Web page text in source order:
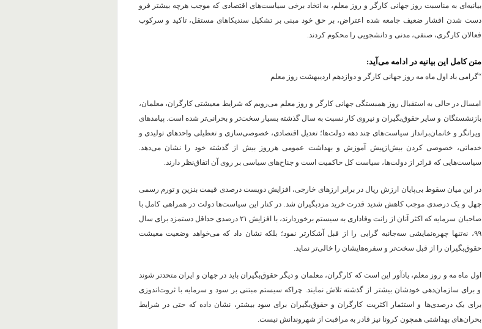
بیانیه‌ای به مناسبت روز جهانی کارگر و روز معلم، به اتخاد برخی سیاست‌های اقتصادی که موجب هرچه بیشتر فرو
دست شدن اقشار ضعیف جامعه شده اعتراض، بر حق خود مبنی بر تشکیل سندیکاهای مستقل، تاکید و سرکوب
فعالان کارگری، صنفی، مدنی و دانشجویی را محکوم کردند.
متن کامل این بیانیه در ادامه می‌آید:
“گرامی باد اول ماه مه روز جهانی کارگر و دوازدهم اردیبهشت روز معلم
امسال در حالی به استقبال روز همبستگی جهانی کارگر و روز معلم می‌رویم که شرایط معیشتی کارگران، معلمان،
بازنشستگان و سایر حقوق‌بگیران و نیروی کار نسبت به سال گذشته بسیار سخت‌تر و بحرانی‌تر شده است. پیامدهای
ویرانگر و خانمان‌برانداز سیاست‌های چند دهه دولت‌ها؛ تعدیل اقتصادی، خصوصی‌سازی و تعطیلی واحدهای تولیدی و
خدماتی، خصوصی کردن بیش‌ازپیش آموزش و بهداشت عمومی هرروز بیش از گذشته خود را نشان می‌دهد.
سیاست‌هایی که فراتر از دولت‌ها، سیاست کل حاکمیت است و جناح‌های سیاسی بر روی آن اتفاق‌نظر دارند.
در این میان سقوط بی‌پایان ارزش ریال در برابر ارزهای خارجی، افزایش دویست درصدی قیمت بنزین و تورم رسمی
چهل و یک درصدی موجب کاهش شدید قدرت خرید مزدبگیران شد. در کنار این سیاست‌ها دولت در همراهی کامل با
صاحبان سرمایه که اکثر آنان از رانت وفاداری به سیستم برخوردارند، با افزایش ۲۱ درصدی حداقل دستمزد برای سال
۹۹، نه‌تنها چهره‌نمایشی سه‌جانبه گرایی را از قبل آشکارتر نمود؛ بلکه نشان داد که می‌خواهد وضعیت معیشت
حقوق‌بگیران را از قبل سخت‌تر و سفره‌هایشان را خالی‌تر نماید.
اول ماه مه و روز معلم، یادآور این است که کارگران، معلمان و دیگر حقوق‌بگیران باید در جهان و ایران متحدتر شوند
و برای سازمان‌دهی خودشان بیشتر از گذشته تلاش نمایند. چراکه سیستم مبتنی بر سود و سرمایه با ثروت‌اندوزی
برای یک درصدی‌ها و استثمار اکثریت کارگران و حقوق‌بگیران برای سود بیشتر، نشان داده که حتی در شرایط
بحران‌های بهداشتی همچون کرونا نیز قادر به مراقبت از شهروندانش نیست.